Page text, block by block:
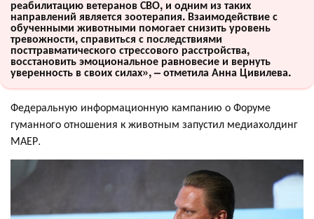
реабилитацию ветеранов СВО, и одним из таких
направлений является зоотерапия. Взаимодействие с
обученными животными помогает снизить уровень
тревожности, справиться с последствиями
посттравматического стрессового расстройства,
восстановить эмоциональное равновесие и вернуть
уверенность в своих силах», – отметила Анна Цивилева.
Федеральную информационную кампанию о Форуме
гуманного отношения к животным запустил медиахолдинг
МАЕР.